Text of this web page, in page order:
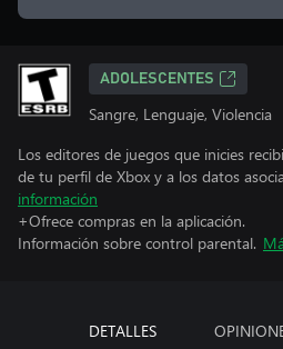
ADOLESCENTES
Sangre, Lenguaje, Violencia
Los editores de juegos que inicies
de tu perfil de Xbox y a los datos
información
+Ofrece compras en la aplicación.
Información sobre control parental.
DETALLES